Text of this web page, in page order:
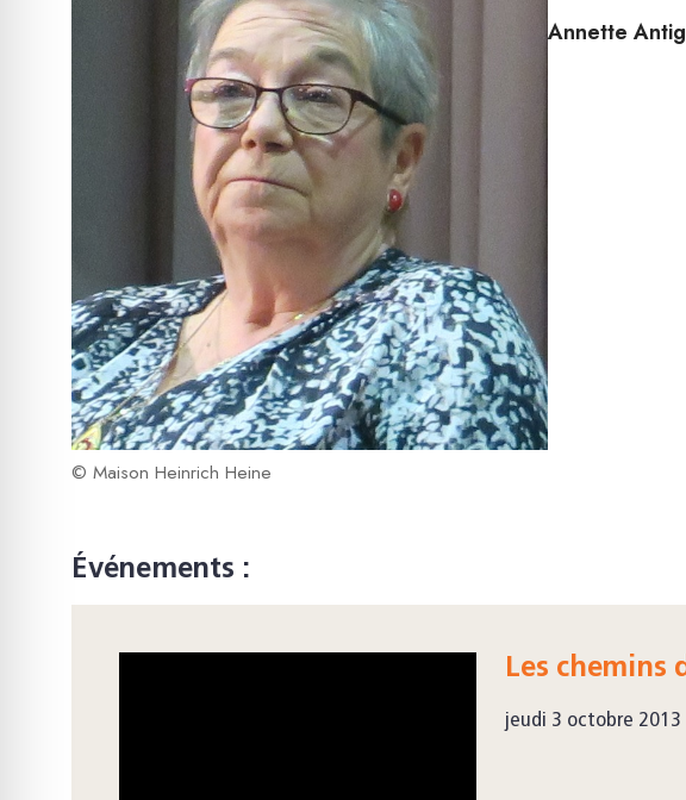
© Maison Heinrich Heine
Annette
Événements :
Les chemins
jeudi 3 octobre 2013